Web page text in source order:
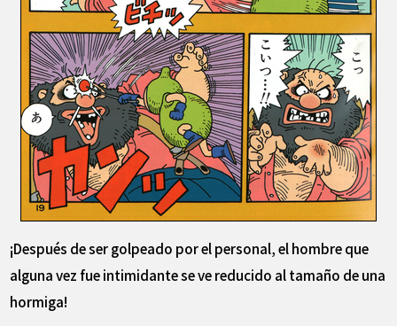
¡Después de ser golpeado por el personal, el hombre que
alguna vez fue intimidante se ve reducido al tamaño de una
hormiga!